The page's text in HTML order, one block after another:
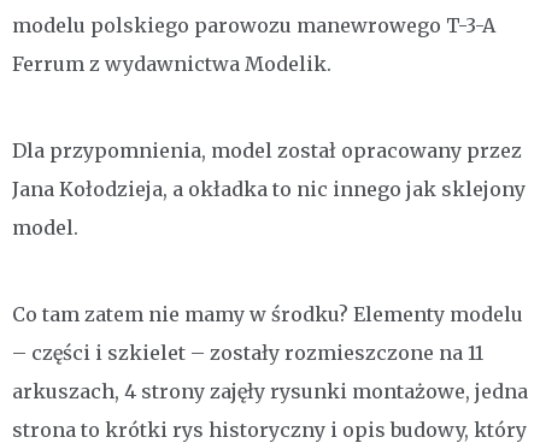
modelu polskiego parowozu manewrowego T-3-A
Ferrum z wydawnictwa Modelik.
Dla przypomnienia, model został opracowany przez
Jana Kołodzieja, a okładka to nic innego jak sklejony
model.
Co tam zatem nie mamy w środku? Elementy modelu
– części i szkielet – zostały rozmieszczone na 11
arkuszach, 4 strony zajęły rysunki montażowe, jedna
strona to krótki rys historyczny i opis budowy, który